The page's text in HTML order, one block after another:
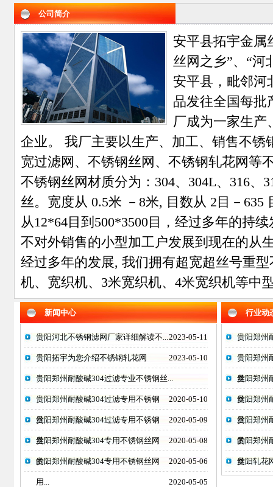
公司简介
安平县拓宇金属
丝网之乡”、“
安平县，毗邻河
品发往全国每批
厂成为一家生产
企业。 我厂主要以生产、加工、销售不锈
宽过滤网、不锈钢丝网、不锈钢轧花网等
不锈钢丝网材质分为：304、304L、316、
丝。宽度从 0.5米 －8米, 目数从 2目－635
从12*64目到500*3500目，经过多年的持
不对外销售的小型加工户发展到现在的从
经过多年的发展, 我们拥有超宽超丝号重
机、宽织机、3米宽织机、4米宽织机等中
新闻中心
贵阳河北不锈钢滤网厂家详细解读不...2023-05-11
贵阳拓宇为您介绍不锈钢轧花网 2023-05-10
贵阳郑州耐酸碱304过滤专业不锈钢丝...
2020-05-10
贵阳郑州耐酸碱304过滤专用不锈钢
丝... 2020-05-09
贵阳郑州耐酸碱304过滤专用不锈钢
丝... 2020-05-08
贵阳郑州耐酸碱304专用不锈钢丝网
的... 2020-05-06
贵阳郑州耐酸碱304专用不锈钢丝网
用... 2020-05-05
行业动
贵阳郑州
贵阳郑州
丝...
贵阳郑州
丝...
贵阳郑州
丝...
贵阳郑州
的...
贵阳郑州
丝...
贵阳轧花